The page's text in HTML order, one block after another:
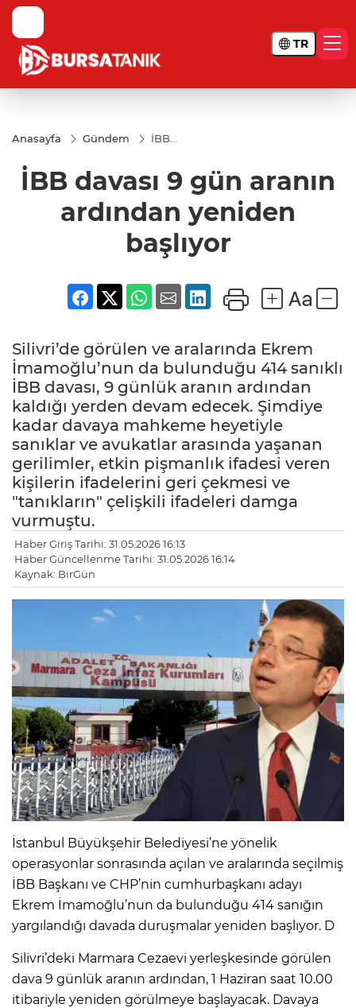
TR
Anasayfa Gündem
İBB
aranın
ardından
başlıyor
İBB davası 9 gün aranın
ardından yeniden
başlıyor
Silivri’de görülen ve aralarında Ekrem
İmamoğlu’nun da bulunduğu 414 sanıklı
İBB davası, 9 günlük aranın ardından
kaldığı yerden devam edecek. Şimdiye
kadar davaya mahkeme heyetiyle
sanıklar ve avukatlar arasında yaşanan
gerilimler, etkin pişmanlık ifadesi veren
kişilerin ifadelerini geri çekmesi ve
"tanıkların" çelişkili ifadeleri damga
vurmuştu.
Haber Giriş Tarihi: 31.05.2026 16:13
Haber Güncellenme Tarihi: 31.05.2026 16:14
Kaynak: BirGün
İstanbul Büyükşehir Belediyesi’ne yönelik
operasyonlar sonrasında açılan ve aralarında seçilmiş
İBB Başkanı ve CHP’nin cumhurbaşkanı adayı
Ekrem İmamoğlu’nun da bulunduğu 414 sanığın
yargılandığı davada duruşmalar yeniden başlıyor. D
Silivri’deki Marmara Cezaevi yerleşkesinde görülen
dava 9 günlük aranın ardından, 1 Haziran saat 10.00
itibariyle yeniden görülmeye başlayacak. Davaya